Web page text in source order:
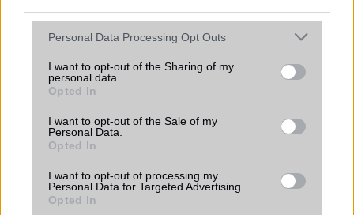
Please note that this website/app uses one or more Google
not limited to your visit or usage behaviour. You may click to
grant or deny consent to Google and its third-party tags to
use your data for below specified purposes in below Google
consent section.
Personal Data Processing Opt Outs
I want to opt-out of the Sharing of my
personal data.
Opted In
I want to opt-out of the Sale of my
Personal Data.
Opted In
I want to opt-out of processing my
Personal Data for Targeted Advertising.
Opted In
2022.09.14| GsmArena
az akkumulátor kapacitásának értékeit, és ehelyett inkább
A legjobb női okosórák 2023-ban
2023.12.02| Android Police
akár karácsonyi ajándéknak, amelyek jobban illeszkednek
stílusban a hölgyekhez.